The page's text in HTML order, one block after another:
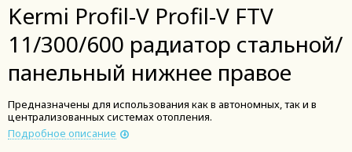
Kermi Profil-V Profil-V FTV
11/300/600 радиатор стальной/
панельный нижнее правое
Предназначены для использования как в автономных, так и в
централизованных системах отопления.
Подробное описание